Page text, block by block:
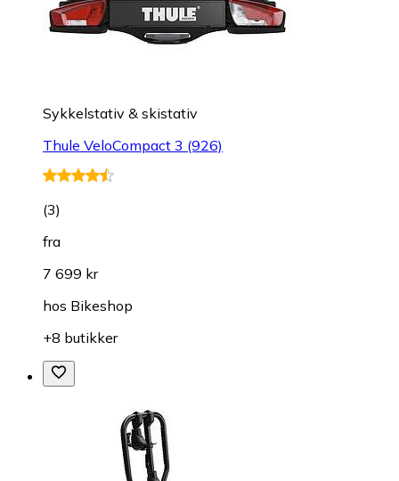
Sykkelstativ & skistativ
Thule VeloCompact 3 (926)
(3)
fra
7 699 kr
hos Bikeshop
+8 butikker